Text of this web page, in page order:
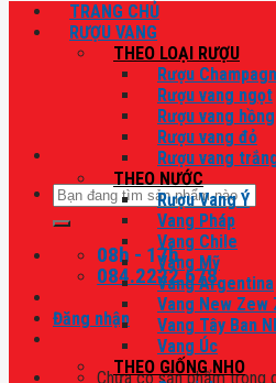
Tìm
kiếm:
08h - 17h
084.2222.678
Đăng nhập
Chưa có sản phẩm trong
TRANG CHỦ
RƯỢU VANG
THEO LOẠI RƯỢU
Rượu
Rượu vang ngọt
Rượu vang hồng
Rượu vang đỏ
Rượu vang
THEO NƯỚC
Rượu Vang Ý
Vang Pháp
Vang Chile
Vang Mỹ
Vang Argentina
Vang New Zew
Vang Tây Ban
Vang Úc
THEO GIỐNG NHO